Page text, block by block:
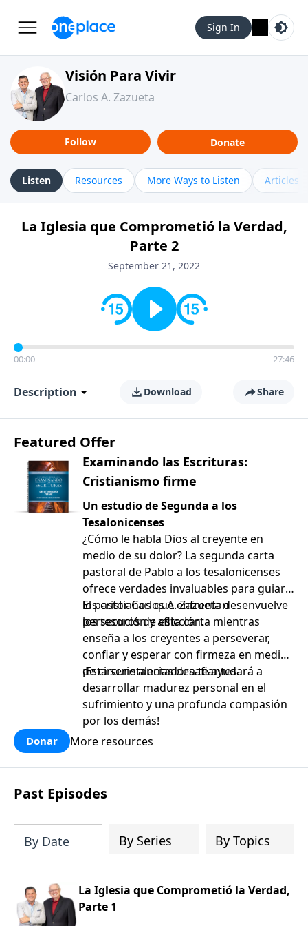
Sign In
Visión Para Vivir
Carlos A. Zazueta
Follow Donate
Listen Resources More Ways to Listen Articles
La Iglesia que Comprometió la Verdad,
Parte 2
September 21, 2022
00:00 27:46
Description Download Share
Featured Offer
Examinando las Escrituras:
Cristianismo firme
Un estudio de Segunda a los
Tesalonicenses
¿Cómo le habla Dios al creyente en
medio de su dolor? La segunda carta
pastoral de Pablo a los tesalonicenses
ofrece verdades invaluables para guiar a
los cristianos que enfrentan
persecución y aflicción.
El pastor Carlos A. Zazueta desenvuelve
los tesoros de esta carta mientras
enseña a los creyentes a perseverar,
confiar y esperar con firmeza en medio
de circunstancias desafiantes.
¡Esta serie alentadora te ayudará a
desarrollar madurez personal en el
sufrimiento y una profunda compasión
por los demás!
Donar More resources
Past Episodes
By Date By Series By Topics
La Iglesia que Comprometió la Verdad,
Parte 1